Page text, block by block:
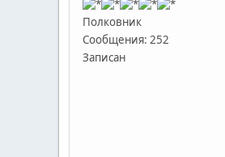
Полковник
Сообщения: 252
Записан